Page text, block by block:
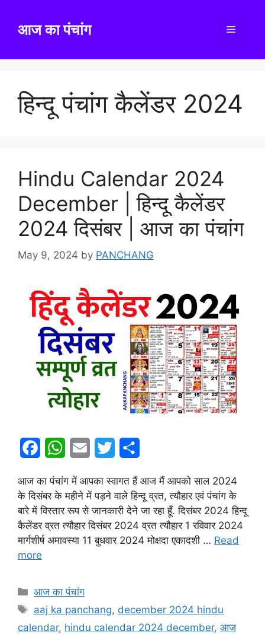
contentआज का पंचांग Menu
हिन्दू पंचांग कैलेंडर 2024
Hindu Calendar 2024
December | हिन्दू कैलेंडर
2024 दिसंबर | आज का पंचांग
May 9, 2024 by PANCHANG
c
e
b
k
W
a
t
s
p
a
i
l
i
t
t
a
r
e
आज का पंचांग में आपका स्वागत हैं आज मैं आपको साल 2024
के दिसंबर के महीने में पड़ने वाले हिन्दू व्रत, त्यौहार एवं पंचांग के
बारे में विस्तार रूप से जानकारी देने जा रहा हूँ. दिसंबर 2024 हिन्दू
कैलेंडर व्रत त्यौहार दिसंबर 2024 व्रत त्यौहार 1 रविवार 2024
मार्गशीर्ष अमावस्या 11 बुधवार 2024 मोक्षदा एकादशी … Read
more
Categories
आज का पंचांग
Tags
aaj ka panchang, december 2024 hindu
calendar, hindu calendar 2024 december, आज